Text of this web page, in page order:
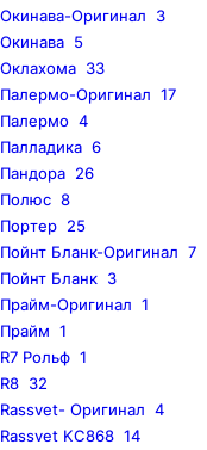
Окинава-Оригинал
3
Окинава 5
Оклахома 33
Палермо-Оригинал 17
Палермо 4
Палладика 6
Пандора 26
Полюс 8
Портер 25
Пойнт Бланк-Оригинал 7
Пойнт Бланк 3
Прайм-Оригинал 1
Прайм 1
R7 Рольф 1
R8 32
Rassvet- Оригинал 4
Rassvet KC868 14